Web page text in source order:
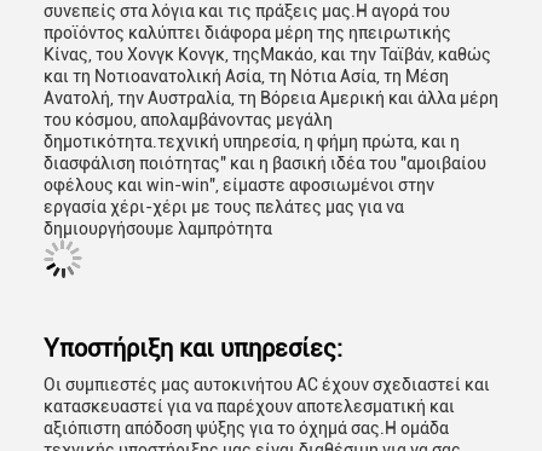
συνεπείς στα λόγια και τις πράξεις μας.Η αγορά του
προϊόντος καλύπτει διάφορα μέρη της ηπειρωτικής
Κίνας, του Χονγκ Κονγκ, τηςΜακάο, και την Ταϊβάν, καθώς
και τη Νοτιοανατολική Ασία, τη Νότια Ασία, τη Μέση
Ανατολή, την Αυστραλία, τη Βόρεια Αμερική και άλλα μέρη
του κόσμου, απολαμβάνοντας μεγάλη
δημοτικότητα.τεχνική υπηρεσία, η φήμη πρώτα, και η
διασφάλιση ποιότητας" και η βασική ιδέα του "αμοιβαίου
οφέλους και win-win", είμαστε αφοσιωμένοι στην
εργασία χέρι-χέρι με τους πελάτες μας για να
δημιουργήσουμε λαμπρότητα
Υποστήριξη και υπηρεσίες:
Οι συμπιεστές μας αυτοκινήτου AC έχουν σχεδιαστεί και
κατασκευαστεί για να παρέχουν αποτελεσματική και
αξιόπιστη απόδοση ψύξης για το όχημά σας.Η ομάδα